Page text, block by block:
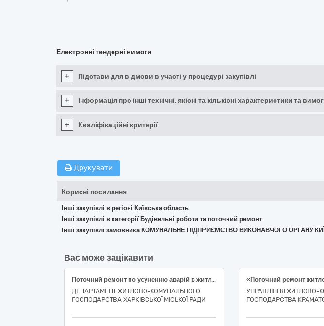
Електронні тендерні вимоги
+ Підстави для відмови в участі у процедурі закупівлі
+ Інформація про інші технічні, якісні та кількісні характеристики та
+ Кваліфікаційні критерії
Друкувати
Корисні посилання
Інші закупівлі в регіоні Київська область
Інші закупівлі в категорії Будівельні роботи та поточний ремонт
Інші закупівлі замовника КОМУНАЛЬНЕ ПІДПРИЄМСТВО ВИКОНАВЧОГО ОРГАНУ
Вас може зацікавити
Поточний ремонт по усуненню аварій в житловому фонді багатоквартирного будинку за адресою: проспект Героїв Харкова, 107, місто Харків (код ДК 021:2015-45260000-7 Покрівельні роботи та інші спеціалізовані будівельні роботи)
ДЕПАРТАМЕНТ ЖИТЛОВО-КОМУНАЛЬНОГО
ГОСПОДАРСТВА ХАРКІВСЬКОЇ МІСЬКОЇ РАДИ
УПРАВЛІННЯ ЖИТЛОВО-
ГОСПОДАРСТВА